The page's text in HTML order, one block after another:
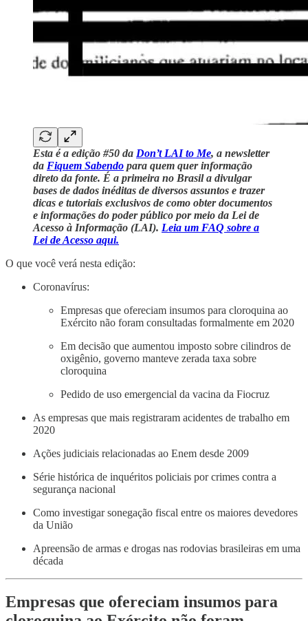
Esta é a edição #50 da Don’t LAI to Me, a newsletter
da Fiquem Sabendo para quem quer informação
direto da fonte. É a primeira no Brasil a divulgar
bases de dados inéditas de diversos assuntos e trazer
dicas e tutoriais exclusivos de como obter documentos
e informações do poder público por meio da Lei de
Acesso à Informação (LAI). Leia um FAQ sobre a
Lei de Acesso aqui.
O que você verá nesta edição:
Coronavírus:
Empresas que ofereciam insumos para cloroquina ao
Exército não foram consultadas formalmente em 2020
Em decisão que aumentou imposto sobre cilindros de
oxigênio, governo manteve zerada taxa sobre
cloroquina
Pedido de uso emergencial da vacina da Fiocruz
As empresas que mais registraram acidentes de trabalho em
2020
Ações judiciais relacionadas ao Enem desde 2009
Série histórica de inquéritos policiais por crimes contra a
segurança nacional
Como investigar sonegação fiscal entre os maiores devedores
da União
Apreensão de armas e drogas nas rodovias brasileiras em uma
década
Empresas que ofereciam insumos para